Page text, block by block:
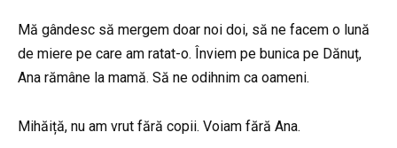
Mă gândesc să mergem doar noi doi, să ne facem o lună
de miere pe care am ratat-o. Înviem pe bunica pe Dănuț,
Ana rămâne la mamă. Să ne odihnim ca oameni.
Mihăiță, nu am vrut fără copii. Voiam fără Ana.